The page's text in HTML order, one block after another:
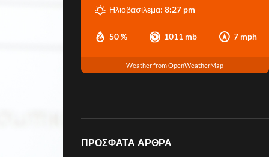
50 % 1011 mb 7 mph
Ηλιοβασίλεμα: 8:27 pm
Weather from OpenWeatherMap
ΠΡΌΣΦΑΤΑ ΆΡΘΡΑ